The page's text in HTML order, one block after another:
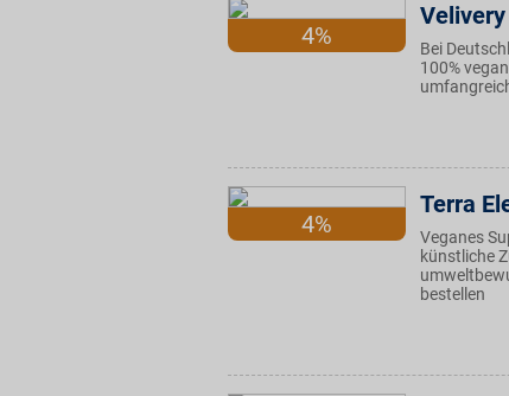
4%
Velivery
Bei
100%
4%
Terra
Veganes
künstliche
bestellen